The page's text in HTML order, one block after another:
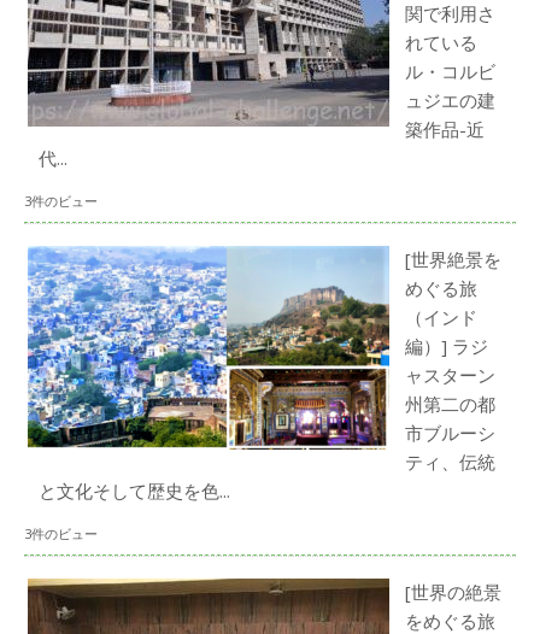
関で利用さ
れている
ル・コルビ
ュジエの建
築作品-近
代...
3件のビュー
[世界絶景を
めぐる旅
（インド
編）] ラジ
ャスターン
州第二の都
市ブルーシ
ティ、伝統
と文化そして歴史を色...
3件のビュー
[世界の絶景
をめぐる旅